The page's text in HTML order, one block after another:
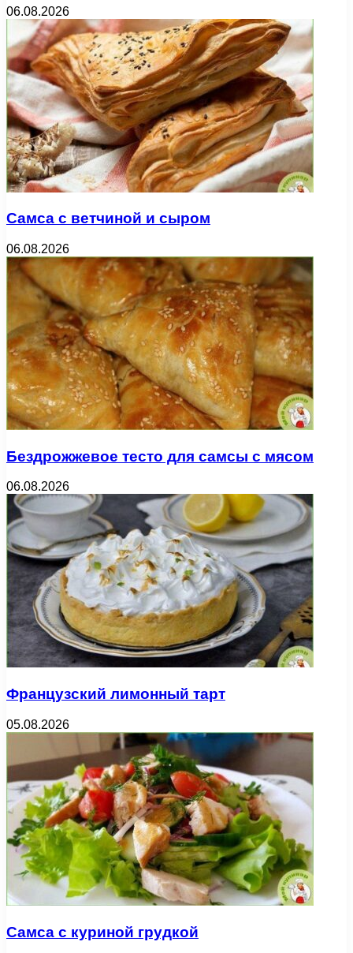
06.08.2026
Самса с ветчиной и сыром
06.08.2026
Бездрожжевое тесто для самсы с мясом
06.08.2026
Французский лимонный тарт
05.08.2026
Самса с куриной грудкой